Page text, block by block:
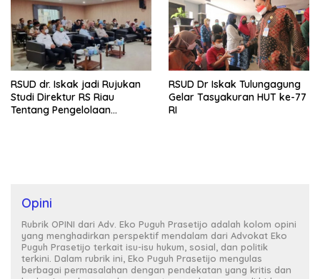
RSUD dr. Iskak jadi Rujukan
Studi Direktur RS Riau
Tentang Pengelolaan
RSUD Dr Iskak Tulungagung
Gelar Tasyakuran HUT ke-77
RI
Opini
Rubrik OPINI dari Adv. Eko Puguh Prasetijo adalah kolom opini
yang menghadirkan perspektif mendalam dari Advokat Eko
Puguh Prasetijo terkait isu-isu hukum, sosial, dan politik
terkini. Dalam rubrik ini, Eko Puguh Prasetijo mengulas
berbagai permasalahan dengan pendekatan yang kritis dan